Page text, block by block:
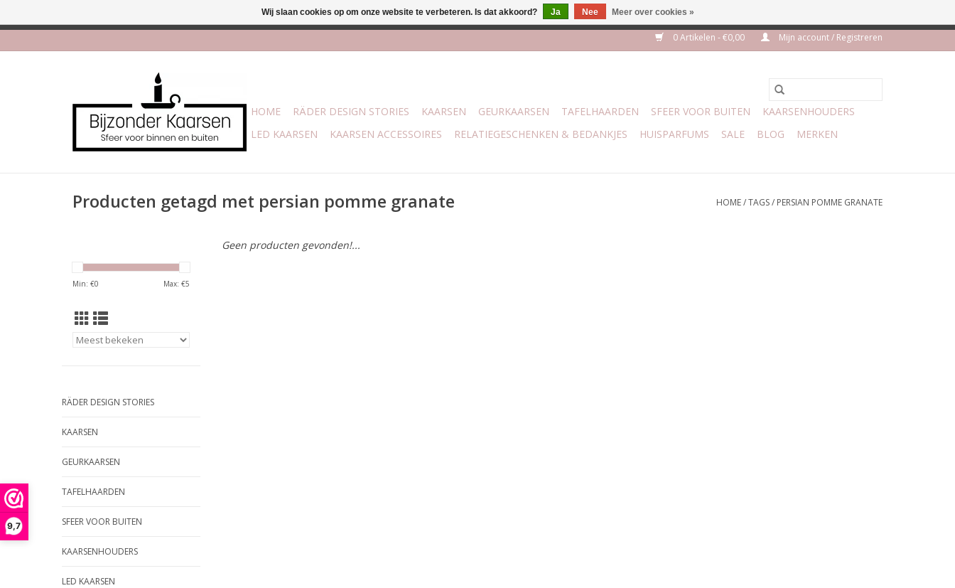
9,7
0 Artikelen - €0,00 Mijn account / Registreren
HOME RÄDER DESIGN STORIES KAARSEN GEURKAARSEN TAFELHAARDEN SFEER VOOR BUITEN
KAARSENHOUDERS
LED KAARSEN
KAARSEN ACCESSOIRES RELATIEGESCHENKEN & BEDANKJES HUISPARFUMS SALE BLOG MERKEN
Producten getagd met persian pomme granate HOME/TAGS/ PERSIAN POMME GRANATE
Min: €0 Max: €5
RÄDER DESIGN STORIES
KAARSEN
GEURKAARSEN
TAFELHAARDEN
SFEER VOOR BUITEN
KAARSENHOUDERS
LED KAARSEN
Geen producten gevonden!...
Wij slaan cookies op om onze website te verbeteren. Is dat akkoord? Ja Nee Meer over cookies »
Afhalen is mogelijk bij Trotz Woon & Cadeau | Belvederelaan 107 Zwolle | boven de 70 euro geen verzendkosten